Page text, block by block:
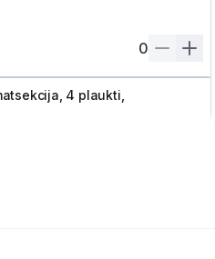
0
4 plaukti,
4 plaukti,